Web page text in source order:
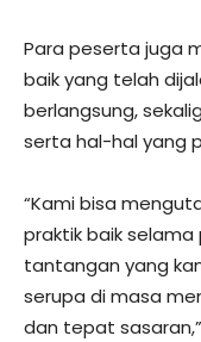
Para peserta juga
baik yang telah
berlangsung,
serta hal-hal yang
“Kami bisa
praktik baik
tantangan yang
serupa di masa
dan tepat sasaran,”